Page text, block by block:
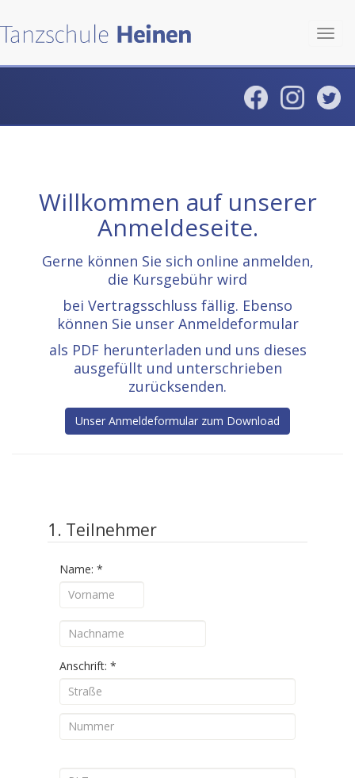
Willkommen auf unserer
Anmeldeseite.
Gerne können Sie sich online anmelden,
die Kursgebühr wird
bei Vertragsschluss fällig. Ebenso
können Sie unser Anmeldeformular
als PDF herunterladen und uns dieses
ausgefüllt und unterschrieben
zurücksenden.
Unser Anmeldeformular zum Download
1. Teilnehmer
Name: *
Anschrift: *